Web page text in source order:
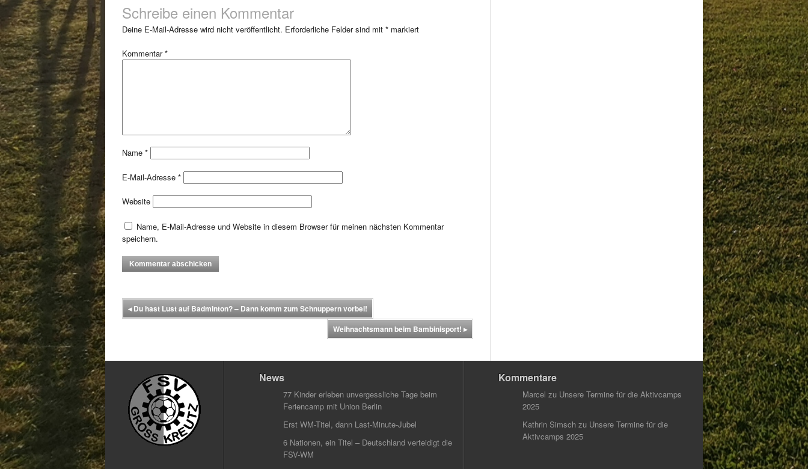
Schreibe einen Kommentar
Deine E-Mail-Adresse wird nicht veröffentlicht. Erforderliche Felder sind mit * markiert
Kommentar*
Name *
E-Mail-Adresse *
Website
Name, E-Mail-Adresse und Website in diesem Browser für meinen nächsten Kommentar
speichern.
◂Du hast Lust auf Badminton? – Dann komm zum Schnuppern vorbei!
Weihnachtsmann beim Bambinisport! ▸
News
77 Kinder erleben unvergessliche Tage beim
Feriencamp mit Union Berlin
Erst WM-Titel, dann Last-Minute-Jubel
6 Nationen, ein Titel – Deutschland verteidigt die
FSV-WM
Kommentare
Marcel zu Unsere Termine für die Aktivcamps
2025
Kathrin Simsch zu Unsere Termine für die
Aktivcamps 2025